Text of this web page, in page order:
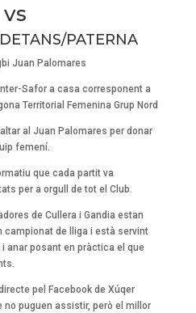
vs
PATERNA
Juan Palomares
Safor a casa corresponent a
Territorial Femenina Grup Nord
al Juan Palomares per donar
femení.
que cada partit va
per a orgull de tot el Club.
de Cullera i Gandia estan
campionat de lliga i està servint
anar posant en pràctica el que
pel Facebook de Xúqer
no puguen assistir, però el millor